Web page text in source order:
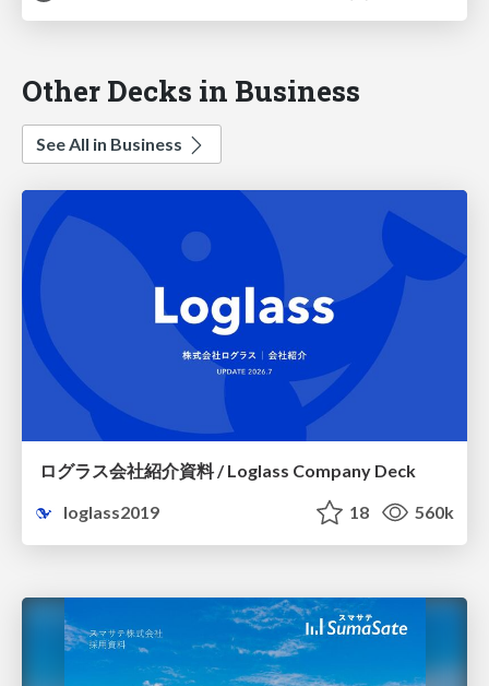
Other Decks in Business
See All in Business
ログラス会社紹介資料 / Loglass Company Deck
loglass2019
18 560k